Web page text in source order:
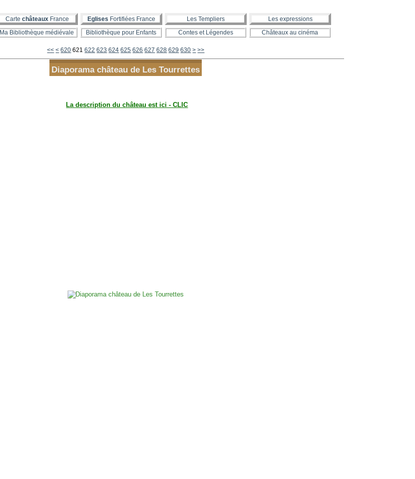
Carte châteauxFrance Eglises Fortifiées France Les Templiers
Les expressions
Ma Bibliothèque médiévale Bibliothèque pour Enfants Contes et Légendes Châteaux au cinéma
<< < 600
610
620 621 622 623 624 625 626 627 628 629 630 640
650
660
670
680
690
700
800
900
1000
> >>
Diaporama château de Les Tourrettes
La description du château est ici - CLIC